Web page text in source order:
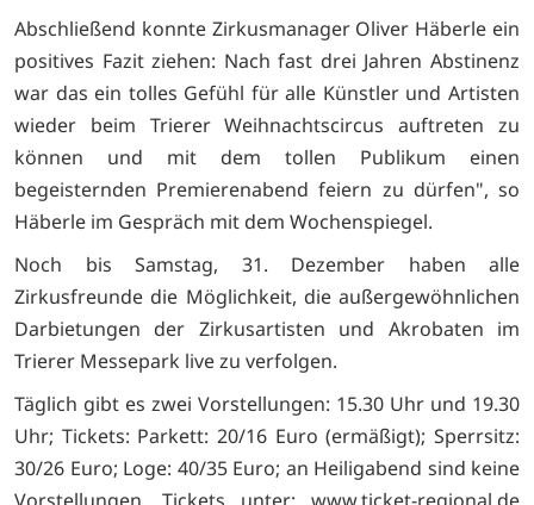
Abschließend konnte Zirkusmanager Oliver Häberle ein
positives Fazit ziehen: Nach fast drei Jahren Abstinenz
war das ein tolles Gefühl für alle Künstler und Artisten
wieder beim Trierer Weihnachtscircus auftreten zu
können und mit dem tollen Publikum einen
begeisternden Premierenabend feiern zu dürfen", so
Häberle im Gespräch mit dem Wochenspiegel.
Noch bis Samstag, 31. Dezember haben alle
Zirkusfreunde die Möglichkeit, die außergewöhnlichen
Darbietungen der Zirkusartisten und Akrobaten im
Trierer Messepark live zu verfolgen.
Täglich gibt es zwei Vorstellungen: 15.30 Uhr und 19.30
Uhr; Tickets: Parkett: 20/16 Euro (ermäßigt); Sperrsitz:
30/26 Euro; Loge: 40/35 Euro; an Heiligabend sind keine